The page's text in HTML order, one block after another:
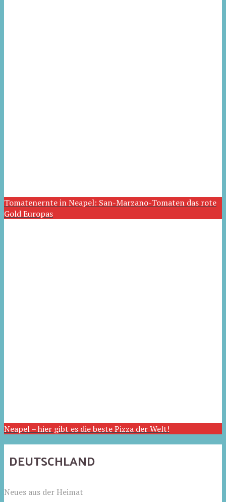
Tomatenernte in Neapel: San-Marzano-Tomaten das rote
Gold Europas
Neapel – hier gibt es die beste Pizza der Welt!
DEUTSCHLAND
Neues aus der Heimat